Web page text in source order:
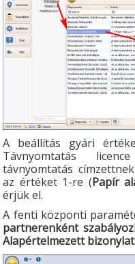
A beállítás gyári
Távnyomtatás
távnyomtatás
az értéket 1-re (Papír
érjük el.
A fenti központi
partnerenként
Alapértelmezett